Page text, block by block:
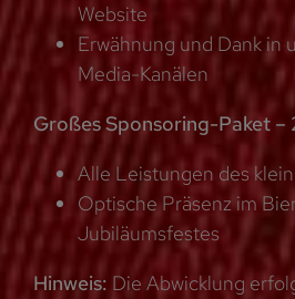
Website
Erwähnung und Dank in
Media-Kanälen
Großes Sponsoring-Paket –
Alle Leistungen des
Optische Präsenz im
Jubiläumsfestes
Hinweis: Die Abwicklung